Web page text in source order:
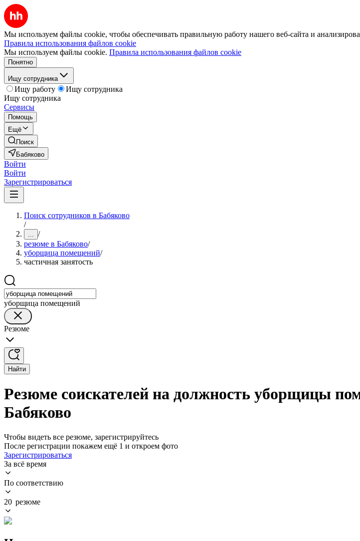
Мы используем файлы cookie, чтобы обеспечивать правильную работу нашего веб-сайта и
Правила использования файлов cookie
Мы используем файлы cookie. Правила использования файлов cookie
Понятно
Ищу сотрудника
Ищу работу
Ищу сотрудника
Ищу сотрудника
Сервисы
Помощь
Ещё
Поиск
Бабяково
Войти
Войти
Зарегистрироваться
Поиск сотрудников в Бабяково
/
... /
резюме в Бабяково/
уборщица помещений/
частичная занятость
уборщица помещений
Резюме
Найти
Резюме соискателей на должность уборщицы
Бабяково
Чтобы видеть все резюме, зарегистрируйтесь
После регистрации покажем ещё 1 и откроем фото
Зарегистрироваться
За всё время
По соответствию
20 резюме